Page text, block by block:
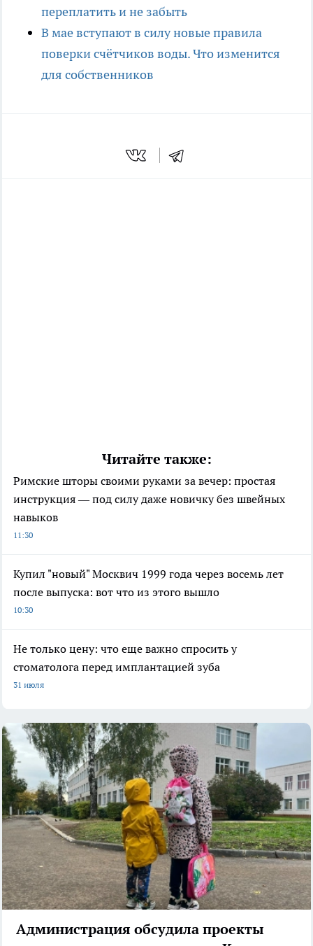
переплатить и не забыть
В мае вступают в силу новые правила
поверки счётчиков воды. Что изменится
для собственников
Читайте также:
Римские шторы своими руками за вечер: простая
инструкция — под силу даже новичку без швейных
навыков
11:30
Купил "новый" Москвич 1999 года через восемь лет
после выпуска: вот что из этого вышло
10:30
Не только цену: что еще важно спросить у
стоматолога перед имплантацией зуба
31 июля
Администрация обсудила проекты